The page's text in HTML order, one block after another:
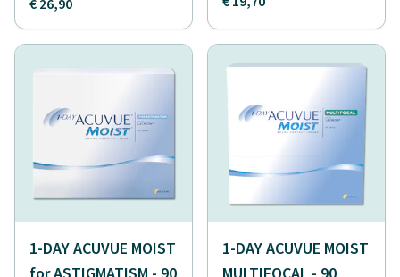
€ 26,90
1-DAY ACUVUE MOIST
1-DAY ACUVUE MOIST